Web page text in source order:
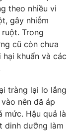
theo nhiều vi
gây nhiễm
Trong
cũ còn chưa
khuẩn và các
tràng lại lo lắng
nên đã áp
mức. Hậu quả là
dinh dưỡng làm